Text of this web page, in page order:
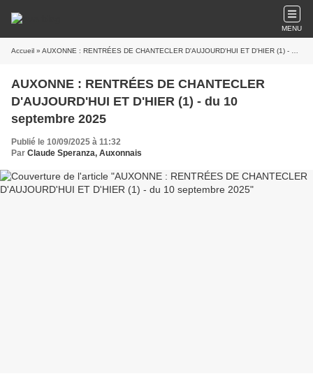
MENU
Accueil » AUXONNE : RENTRÉES DE CHANTECLER D'AUJOURD'HUI ET D'HIER (1) - du 10 septembre 2025
AUXONNE : RENTRÉES DE CHANTECLER
D'AUJOURD'HUI ET D'HIER (1) - du 10
septembre 2025
Publié le 10/09/2025 à 11:32
Par Claude Speranza, Auxonnais